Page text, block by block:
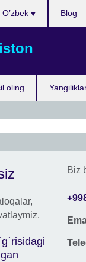
oling
O’zbek Blog
Biz